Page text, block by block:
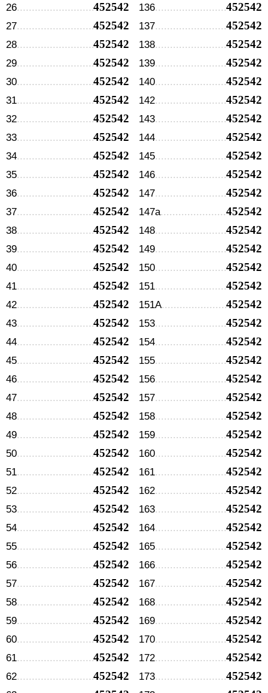
26 452542
27 452542
28 452542
29 452542
30 452542
31 452542
32 452542
33 452542
34 452542
35 452542
36 452542
37 452542
38 452542
39 452542
40 452542
41 452542
42 452542
43 452542
44 452542
45 452542
46 452542
47 452542
48 452542
49 452542
50 452542
51 452542
52 452542
53 452542
54 452542
55 452542
56 452542
57 452542
58 452542
59 452542
60 452542
61 452542
62 452542
136 452542
137 452542
138 452542
139 452542
140 452542
142 452542
143 452542
144 452542
145 452542
146 452542
147 452542
147а 452542
148 452542
149 452542
150 452542
151 452542
151А 452542
153 452542
154 452542
155 452542
156 452542
157 452542
158 452542
159 452542
160 452542
161 452542
162 452542
163 452542
164 452542
165 452542
166 452542
167 452542
168 452542
169 452542
170 452542
172 452542
173 452542